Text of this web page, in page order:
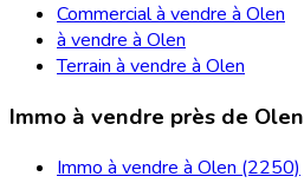
Commercial à vendre à Olen
à vendre à Olen
Terrain à vendre à Olen
Immo à vendre près de Olen
Immo à vendre à Olen (2250)